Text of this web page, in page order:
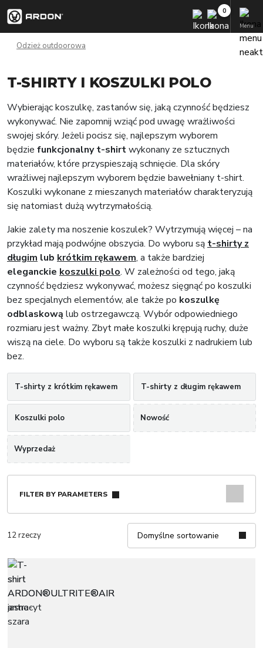
Menu
Odzież outdoorowa
T-SHIRTY I KOSZULKI POLO
Wybierając koszulkę, zastanów się, jaką czynność będziesz
wykonywać. Nie zapomnij wziąć pod uwagę wrażliwości
swojej skóry. Jeżeli pocisz się, najlepszym wyborem
będzie funkcjonalny t-shirtwykonany ze sztucznych
materiałów, które przyspieszają schnięcie. Dla skóry
wrażliwej najlepszym wyborem będzie bawełniany t-shirt.
Koszulki wykonane z mieszanych materiałów charakteryzują
się natomiast dużą wytrzymałością.
Jakie zalety ma noszenie koszulek? Wytrzymują więcej – na
przykład mają podwójne obszycia. Do wyboru są t-shirty z
długim lub krótkim rękawem, a także bardziej
eleganckie koszulki polo. W zależności od tego, jaką
czynność będziesz wykonywać, możesz sięgnąć po koszulki
bez specjalnych elementów, ale także po koszulkę
odblaskową lub ostrzegawczą. Wybór odpowiedniego
rozmiaru jest ważny. Zbyt małe koszulki krępują ruchy, duże
wiszą na ciele. Do wyboru są także koszulki z nadrukiem lub
bez.
T-shirty z krótkim rękawem T-shirty z długim rękawem
Koszulki polo Nowość
Wyprzedaż
FILTER BY PARAMETERS
12 rzeczy Domyślne sortowanie